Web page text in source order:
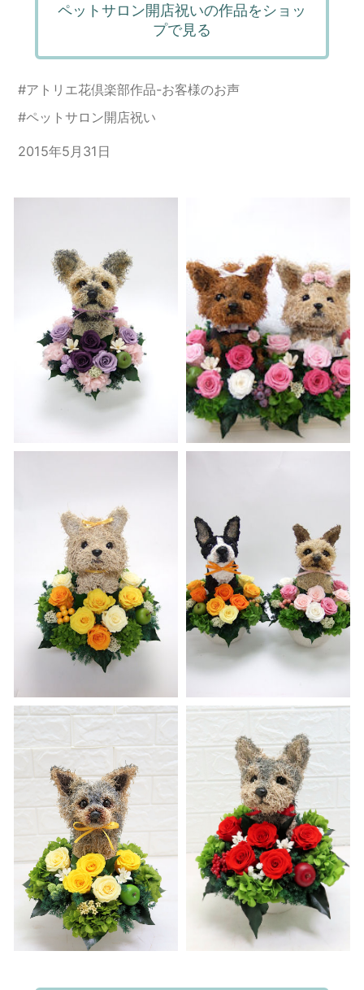
ペットサロン開店祝いの作品をショッ
プで見る
#アトリエ花倶楽部作品-お客様のお声
#ペットサロン開店祝い
2015年5月31日